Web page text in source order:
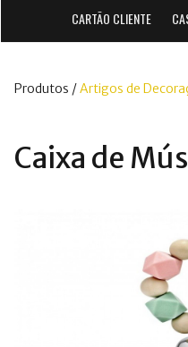
CARTÃO CLIENTE
Produtos /Artigos de
Caixa de